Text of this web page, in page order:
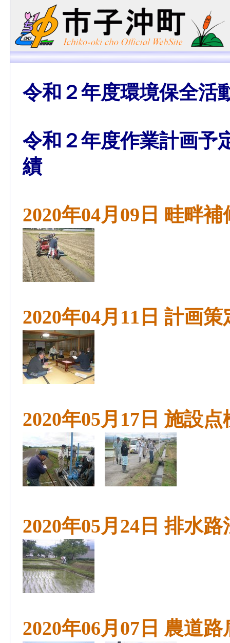
令和２年度環境保全活
令和２年度作業計画予
績
2020年04月09日 畦畔
2020年04月11日 計画
2020年05月17日 施設
2020年05月24日 排水
2020年06月07日 農道